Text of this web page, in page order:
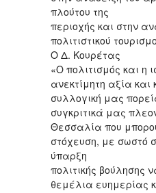
πλούτου της
περιοχής και στην
πολιτιστικού
Ο Δ. Κουρέτας
«Ο πολιτισμός και η
ανεκτίμητη αξία και
συλλογική μας
συγκριτικά μας
Θεσσαλία που
στόχευση, με σωστό
ύπαρξη
πολιτικής βούλησης
θεμέλια ευημερίας